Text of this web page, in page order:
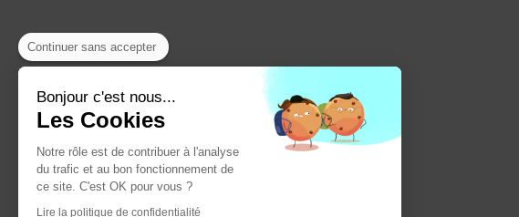
Continuer sans accepter
Bonjour c'est nous...
Les Cookies
Notre rôle est de contribuer à l'analyse
du trafic et au bon fonctionnement de
ce site. C'est OK pour vous ?
Lire la politique de confidentialité